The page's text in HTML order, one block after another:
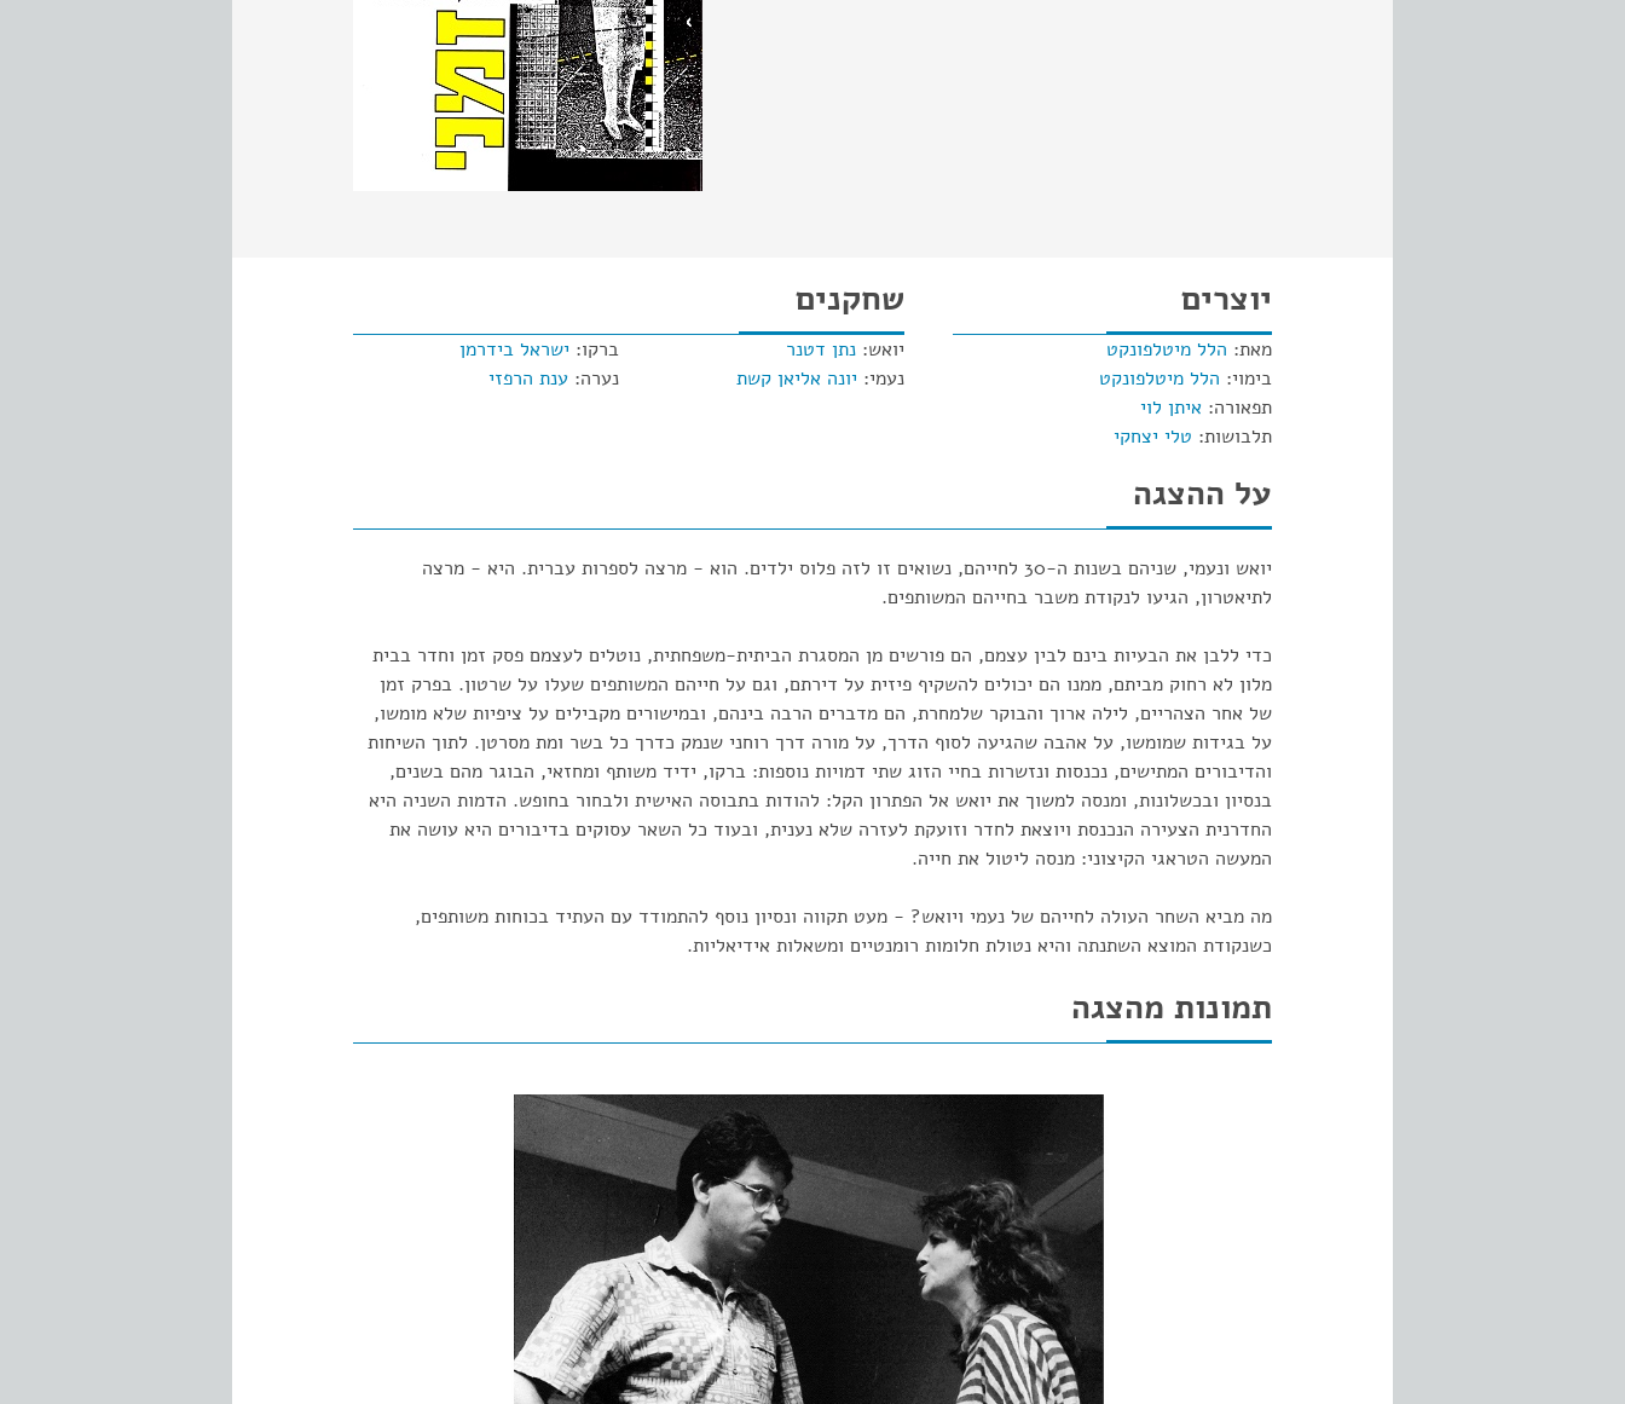
יוצרים
מאת: הלל מיטלפונקט
בימוי: הלל מיטלפונקט
תפאורה: איתן לוי
תלבושות: טלי יצחקי
שחקנים
יואש: נתן דטנר
נעמי: יונה אליאן קשת
ברקו: ישראל בידרמן
נערה: ענת הרפזי
על ההצגה
יואש ונעמי, שניהם בשנות ה-30 לחייהם, נשואים זו לזה פלוס ילדים. הוא - מרצה לספרות עברית. היא - מרצה
לתיאטרון, הגיעו לנקודת משבר בחייהם המשותפים.
כדי ללבן את הבעיות בינם לבין עצמם, הם פורשים מן המסגרת הביתית-משפחתית, נוטלים לעצמם פסק זמן וחדר בבית
מלון לא רחוק מביתם, ממנו הם יכולים להשקיף פיזית על דירתם, וגם על חייהם המשותפים שעלו על שרטון. בפרק זמן
של אחר הצהריים, לילה ארוך והבוקר שלמחרת, הם מדברים הרבה בינהם, ובמישורים מקבילים על ציפיות שלא מומשו,
על בגידות שמומשו, על אהבה שהגיעה לסוף הדרך, על מורה דרך רוחני שנמק כדרך כל בשר ומת מסרטן. לתוך השיחות
והדיבורים המתישים, נכנסות ונזשרות בחיי הזוג שתי דמויות נוספות: ברקו, ידיד משותף ומחזאי, הבוגר מהם בשנים,
בנסיון ובכשלונות, ומנסה למשוך את יואש אל הפתרון הקל: להודות בתבוסה האישית ולבחור בחופש. הדמות השניה היא
החדרנית הצעירה הנכנסת ויוצאת לחדר וזועקת לעזרה שלא נענית, ובעוד כל השאר עסוקים בדיבורים היא עושה את
המעשה הטראגי הקיצוני: מנסה ליטול את חייה.
מה מביא השחר העולה לחייהם של נעמי ויואש? - מעט תקווה ונסיון נוסף להתמודד עם העתיד בכוחות משותפים,
כשנקודת המוצא השתנתה והיא נטולת חלומות רומנטיים ומשאלות אידיאליות.
תמונות מהצגה